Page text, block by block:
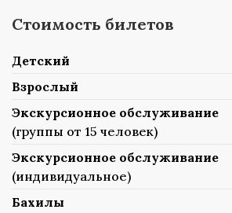
Стоимость билетов
Детский
Взрослый
Экскурсионное обслуживание
(группы от 15 человек)
Экскурсионное обслуживание
(индивидуальное)
Бахилы